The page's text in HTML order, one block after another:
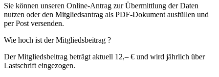
Sie können unseren Online-Antrag zur Übermittlung der Daten
nutzen oder den Mitgliedsantrag als PDF-Dokument ausfüllen und
per Post versenden.
Wie hoch ist der Mitgliedsbeitrag ?
Der Mitgliedsbeitrag beträgt aktuell 12,– € und wird jährlich über
Lastschrift eingezogen.